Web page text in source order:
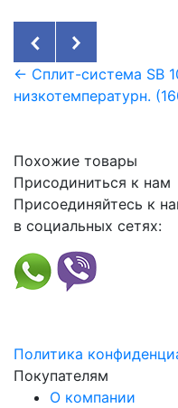
← Сплит-система SB
низкотемпературн.
Похожие товары
Присодиниться к нам
Присоединяйтесь к
в социальных сетях:
Политика
Покупателям
О компании